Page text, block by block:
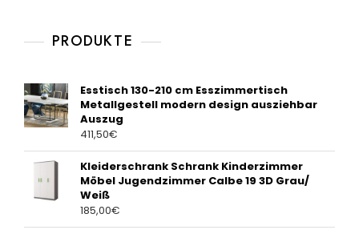
PRODUKTE
Esstisch 130-210 cm Esszimmertisch
Metallgestell modern design ausziehbar
Auszug
411,50€
Kleiderschrank Schrank Kinderzimmer
Möbel Jugendzimmer Calbe 19 3D Grau/
Weiß
185,00€